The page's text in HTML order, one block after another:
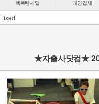
핵폭탄세일 개인결제
fixed
★자출사닷컴★